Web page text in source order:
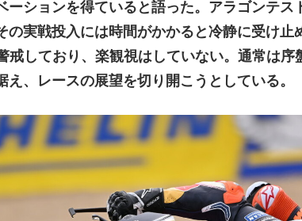
ュ
ー
ス
ーションを得ていると語った。アラゴンテ
の実戦投入には時間がかかると冷静に受け止
戒しており、楽観視はしていない。通常は序
え、レースの展望を切り開こうとしている。